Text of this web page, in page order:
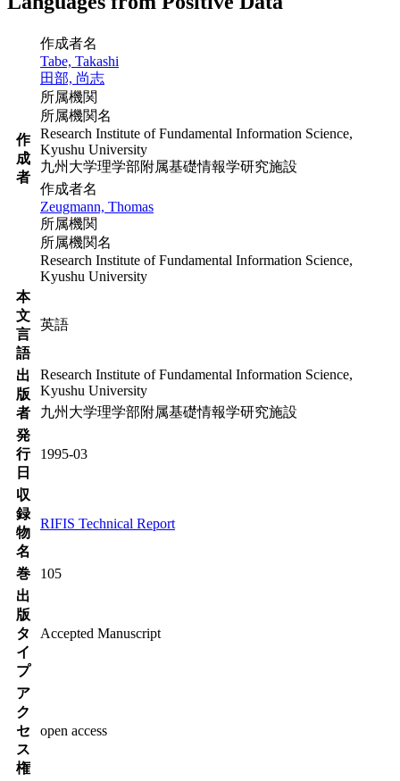
作
成
者
作成者名
Tabe, Takashi
田部, 尚志
所属機関
所属機関名
Research Institute of Fundamental Information Science,
Kyushu University
九州大学理学部附属基礎情報学研究施設
作成者名
Zeugmann, Thomas
所属機関
所属機関名
Research Institute of Fundamental Information Science,
Kyushu University
本
文
言
語
英語
出
版
者
Research Institute of Fundamental Information Science,
Kyushu University
九州大学理学部附属基礎情報学研究施設
発
行
日
1995-03
収
録
物
名
RIFIS Technical Report
巻
105
出
版
タ
イ
プ
Accepted Manuscript
ア
ク
セ
ス
権
open access